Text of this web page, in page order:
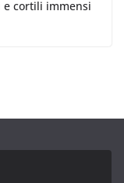
cortili immensi